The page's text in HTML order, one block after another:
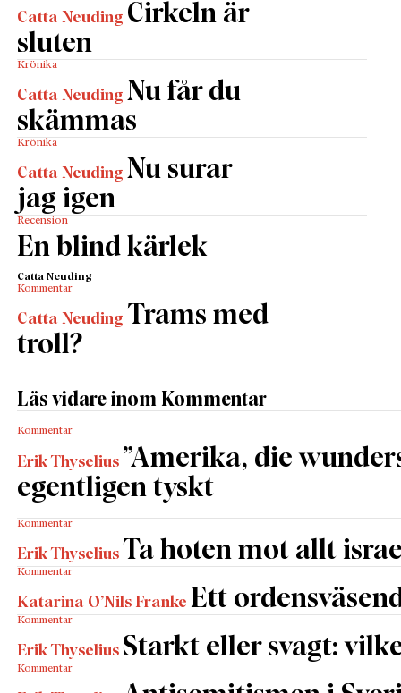
Catta Neuding Cirkeln är
sluten
Krönika
Catta Neuding Nu får du
skämmas
Krönika
Catta Neuding Nu surar
jag igen
Recension
En blind kärlek
Catta Neuding
Kommentar
Catta Neuding Trams med
troll?
Läs vidare inom Kommentar
Kommentar
Erik Thyselius ”Amerika, die
egentligen tyskt
Kommentar
Erik Thyselius Ta hoten mot allt
Kommentar
Katarina O’Nils Franke Ett
Kommentar
Erik Thyselius Starkt eller svagt:
Kommentar